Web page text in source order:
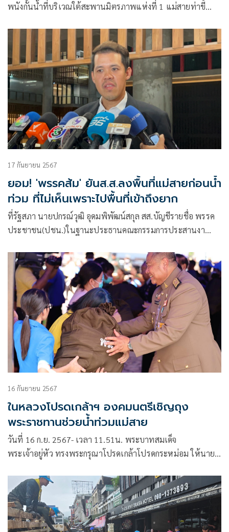
พนังกั้นน้ำที่บริเวณใต้สะพานมิตรภาพแห่งที่ 1 แม่สายท่าขี้
17 กันยายน 2567
ยอม! 'พรรคส้ม' ยันส.ส.ลงพื้นที่แม่สายก่อนน้ำ
ท่วม ที่ไม่เห็นเพราะไปพื้นที่เข้าถึงยาก
ที่รัฐสภา นายปกรณ์วุฒิ อุดมพิพัฒน์สกุล สส.บัญชีรายชื่อ พรรค
ประชาชน(ปชน.)ในฐานะประธานคณะกรรมการประสานงา
16 กันยายน 2567
ในหลวงโปรดเกล้าฯ องคมนตรีเชิญถุง
พระราชทานช่วยน้ำท่วมแม่สาย
วันที่ 16 ก.ย. 2567- เวลา 11.51น. พระบาทสมเด็จ
พระเจ้าอยู่หัว ทรงพระกรุณาโปรดเกล้าโปรดกระหม่อม ให้นาย
ในพระบรมราชูปถัมภ์ เชิญถุงพระราชทานไปมอบแก่ประชาชน
ผู้ประสบอุทกภัยในพื้นที่จังหวัดเชียงราย จำนวน